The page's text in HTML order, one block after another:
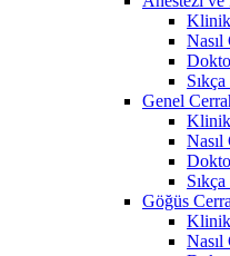
Klinik
Genel
Klinik
Göğüs
Klinik